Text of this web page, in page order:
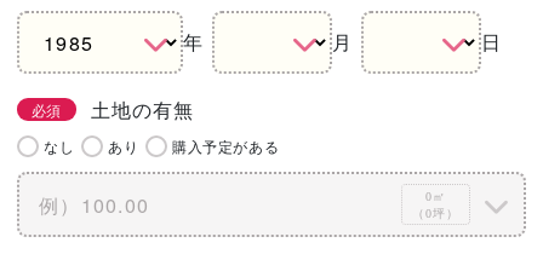
年 月 日
必須 土地の有無
なし あり 購入予定がある
0㎡
（0坪）